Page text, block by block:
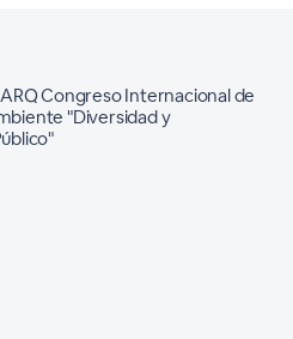
Congreso Internacional de
"Diversidad y